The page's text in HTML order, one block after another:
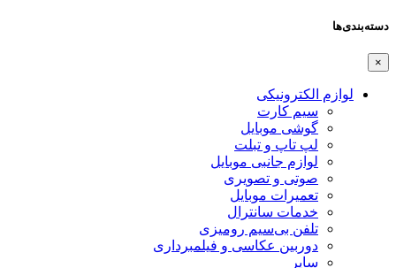
دسته‌بندی‌ها
×
لوازم الکترونیکی
سیم کارت
گوشی موبایل
لپ تاپ و تبلت
لوازم جانبی موبایل
صوتی و تصویری
تعمیرات موبایل
خدمات سانترال
تلفن بی‌سیم رومیزی
دوربین عکاسی و فیلمبرداری
سایر